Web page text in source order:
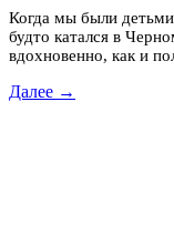
Когда мы были
будто катался в
вдохновенно, как и
Далее →